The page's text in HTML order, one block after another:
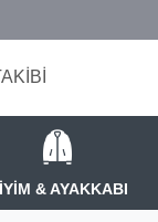
& AYAKKABI